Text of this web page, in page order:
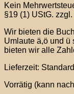
Kein
§19 (1) UStG. zzgl.
Wir bieten die
Umlaute ä,ö und ü
bieten wir alle
Lieferzeit:
Vorrätig (kann